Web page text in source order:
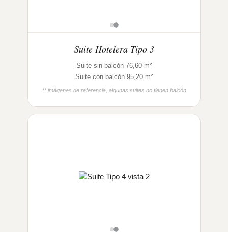
Suite Hotelera Tipo 3
Suite sin balcón 76,60 m²
Suite con balcón 95,20 m²
** imágenes de referencia, algunas suites no tienen balcón